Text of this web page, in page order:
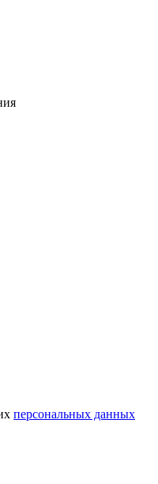
персональных данных